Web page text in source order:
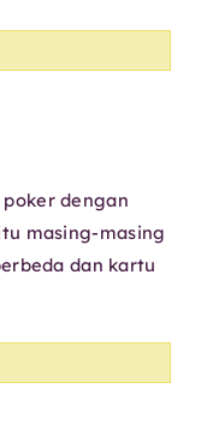
dengan
masing-masing
dan kartu